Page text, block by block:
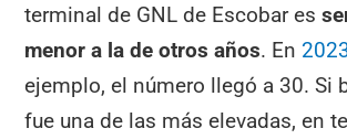
terminal de GNL de Escobar es
menor a la de otros años. En
ejemplo, el número llegó a 30. Si
fue una de las más elevadas, en